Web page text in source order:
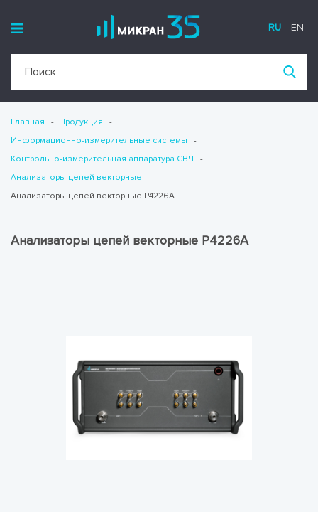
RU EN
Главная
Продукция
Информационно-измерительные системы
Контрольно-измерительная аппаратура СВЧ
Анализаторы цепей векторные
Анализаторы цепей векторные Р4226А
Анализаторы цепей векторные Р4226А